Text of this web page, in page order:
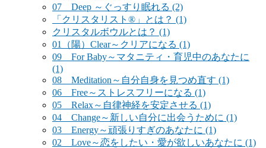
07 Deep ～ぐっすり眠れる (2)
「クリスタリスト®」とは？ (1)
クリスタルボウルとは？ (1)
01（陽）Clear～クリアになる (1)
09 For Baby～マタニティ・育児中のあなたに
(1)
08 Meditation～自分自身を見つめ直す (1)
06 Free～ストレスフリーになる (1)
05 Relax～自律神経を安定させる (1)
04 Change～新しい自分に出会うために (1)
03 Energy～頑張りすぎのあなたに (1)
02 Love～恋をしたい・愛が欲しいあなたに (1)